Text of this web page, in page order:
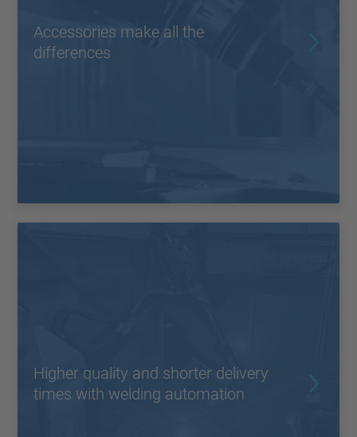
Accessories make all the
differences
Higher quality and shorter delivery
times with welding automation